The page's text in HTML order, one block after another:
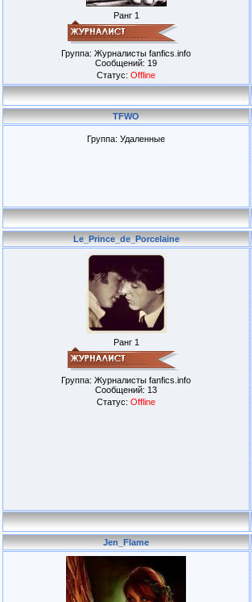
Ранг 1
Группа: Журналисты fanfics.info
Сообщений: 19
Статус: Offline
TFWO
Группа: Удаленные
Le_Prince_de_Porcelaine
Ранг 1
Группа: Журналисты fanfics.info
Сообщений: 13
Статус: Offline
Jen_Flame